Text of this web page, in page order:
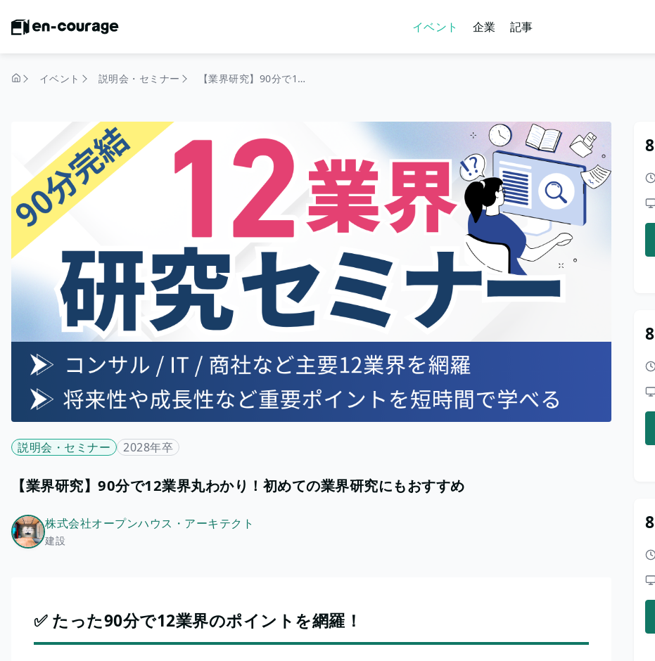
イベント 企業 記事
イベント 説明会・セミナー 【業界研究】90分で12業界丸わかり！初めての業界研究にもおすすめ
説明会・セミナー 2028年卒
【業界研究】90分で12業界丸わかり！初めての業界研究にもおすすめ
株式会社オープンハウス・アーキテクト
建設
✅ たった90分で12業界のポイントを網羅！
8
8
8